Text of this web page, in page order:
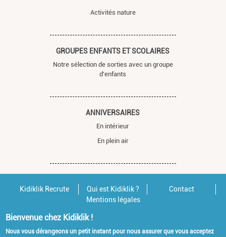
Activités nature
GROUPES ENFANTS ET SCOLAIRES
Notre sélection de sorties avec un groupe
d'enfants
ANNIVERSAIRES
En intérieur
En plein air
Kidiklik Recrute Qui est Kidiklik ?
Contact
Mentions légales
Bienvenue chez Kidiklik !
Nous vous dérangeons un petit instant pour nous assurer que vous acceptez